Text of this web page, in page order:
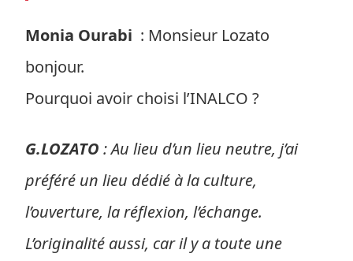
Monia Ourabi : Monsieur Lozato
bonjour.
Pourquoi avoir choisi l’INALCO ?
G.LOZATO : Au lieu d’un lieu neutre, j’ai
préféré un lieu dédié à la culture,
l’ouverture, la réflexion, l’échange.
L’originalité aussi, car il y a toute une